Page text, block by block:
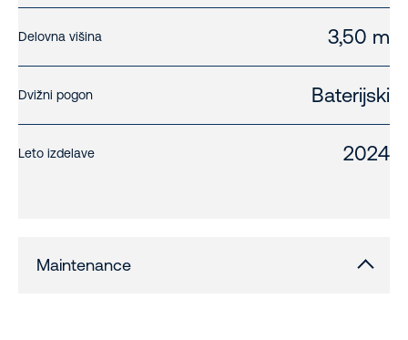
Delovna višina 3,50 m
Dvižni pogon Baterijski
Leto izdelave 2024
Maintenance